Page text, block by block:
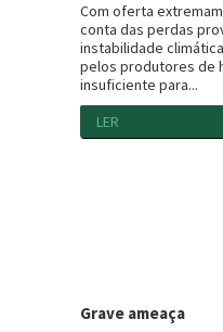
Com oferta
conta das perdas
instabilidade
pelos produtores de
insuficiente para...
LER
Grave ameaça